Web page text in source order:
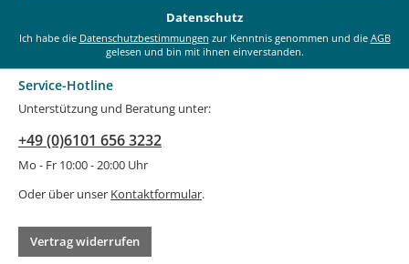
Datenschutz
Ich habe die Datenschutzbestimmungen zur Kenntnis genommen und die AGB
gelesen und bin mit ihnen einverstanden.
Service-Hotline
Unterstützung und Beratung unter:
+49 (0)6101 656 3232
Mo - Fr 10:00 - 20:00 Uhr
Oder über unser Kontaktformular.
Vertrag widerrufen